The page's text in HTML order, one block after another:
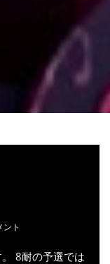
ント
8耐の予選では